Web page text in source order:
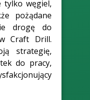
tylko węgiel,
pożądane
drogę do
Craft Drill.
strategię,
do pracy,